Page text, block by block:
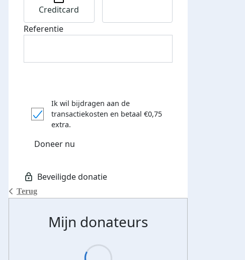
Donateurs bedankt
Terug
Creditcard
Referentie
Ik wil bijdragen aan de
transactiekosten en betaal €0,75
extra.
Doneer nu
Mijn donateurs